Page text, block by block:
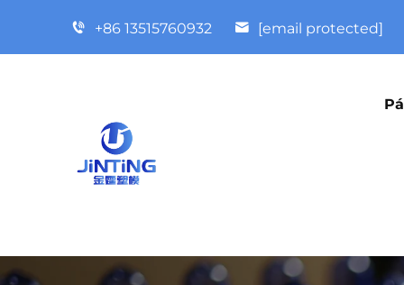
+86 13515760932 [email protected]